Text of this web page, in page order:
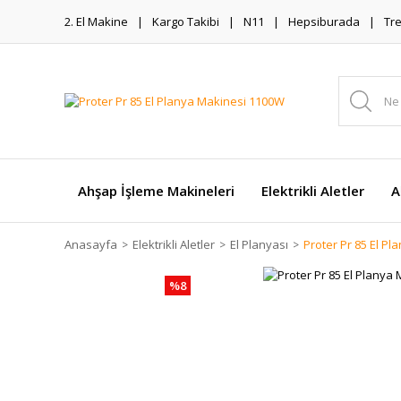
2. El Makine Kargo Takibi N11 Hepsiburada
Ahşap İşleme Makineleri Elektrikli Aletler
Anasayfa Elektrikli Aletler El Planyası Proter Pr 85 El
%8